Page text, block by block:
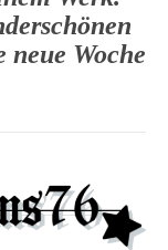
neue Woche